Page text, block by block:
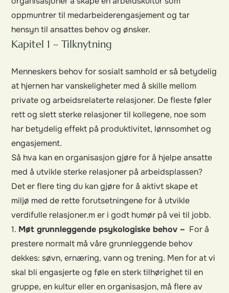
oppmuntrer til medarbeiderengasjement og tar
hensyn til ansattes behov og ønsker.
Kapitel 1 – Tilknytning
Menneskers behov for sosialt samhold er så betydelig
at hjernen har vanskeligheter med å skille mellom
private og arbeidsrelaterte relasjoner. De fleste føler
rett og slett sterke relasjoner til kollegene, noe som
har betydelig effekt på produktivitet, lønnsomhet og
engasjement.
Så hva kan en organisasjon gjøre for å hjelpe ansatte
med å utvikle sterke relasjoner på arbeidsplassen?
Det er flere ting du kan gjøre for å aktivt skape et
miljø med de rette forutsetningene for å utvikle
verdifulle relasjoner.m er i godt humør på vei til jobb.
1. Møt grunnleggende psykologiske behov – For å
prestere normalt må våre grunnleggende behov
dekkes: søvn, ernæring, vann og trening. Men for at vi
skal bli engasjerte og føle en sterk tilhørighet til en
gruppe, en kultur eller en organisasjon, må flere av